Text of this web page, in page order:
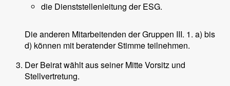
die Dienststellenleitung der ESG.
Die anderen Mitarbeitenden der Gruppen III. 1. a) bis
d) können mit beratender Stimme teilnehmen.
Der Beirat wählt aus seiner Mitte Vorsitz und
Stellvertretung.